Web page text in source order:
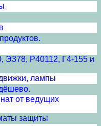
Э378, Р40112, Г4-155 и
лампы
от ведущих
защиты